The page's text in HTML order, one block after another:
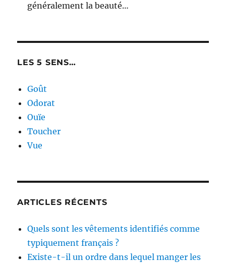
généralement la beauté…
LES 5 SENS…
Goût
Odorat
Ouïe
Toucher
Vue
ARTICLES RÉCENTS
Quels sont les vêtements identifiés comme
typiquement français ?
Existe-t-il un ordre dans lequel manger les